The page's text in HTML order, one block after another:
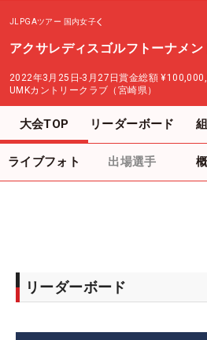
JLPGAツアー 国内女子
アクサレディスゴルフトーナメ
2022年3月25日-3月27日賞金総額
UMKカントリークラブ（宮崎県）
大会TOP リーダーボード
ライブフォト 出場選手
リーダーボード